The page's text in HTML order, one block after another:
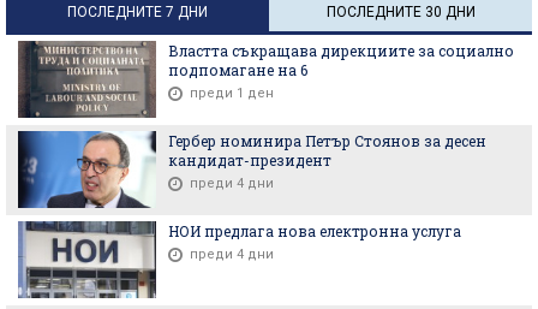
ПОСЛЕДНИТЕ 7 ДНИ ПОСЛЕДНИТЕ 30 ДНИ
Властта съкращава дирекциите за социално
подпомагане на 6
преди 1 ден
Гербер номинира Петър Стоянов за десен
кандидат-президент
преди 4 дни
НОИ предлага нова електронна услуга
преди 4 дни